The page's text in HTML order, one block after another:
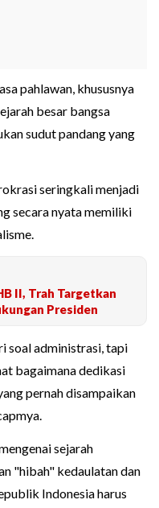
pahlawan, khususnya
besar bangsa
sudut pandang yang
seringkali menjadi
secara nyata memiliki
II, Trah Targetkan
Presiden
soal administrasi, tapi
bagaimana dedikasi
pernah disampaikan
sejarah
"hibah" kedaulatan dan
Indonesia harus